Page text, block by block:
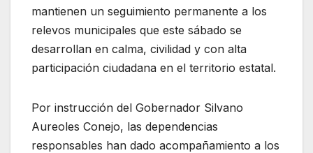
mantienen un seguimiento permanente a los
relevos municipales que este sábado se
desarrollan en calma, civilidad y con alta
participación ciudadana en el territorio estatal.
Por instrucción del Gobernador Silvano
Aureoles Conejo, las dependencias
responsables han dado acompañamiento a los